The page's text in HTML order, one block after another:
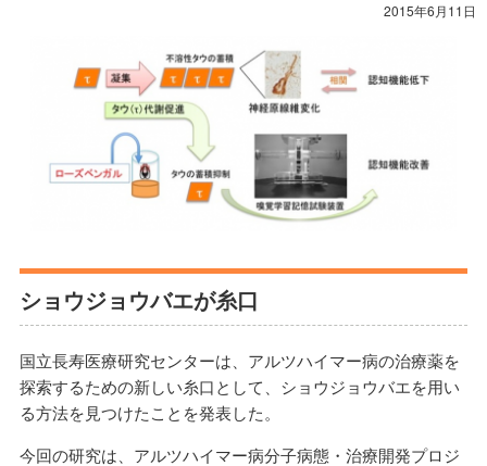
2015年6月11日
ショウジョウバエが糸口
国立長寿医療研究センターは、アルツハイマー病の治療薬を
探索するための新しい糸口として、ショウジョウバエを用い
る方法を見つけたことを発表した。
今回の研究は、アルツハイマー病分子病態・治療開発プロジ